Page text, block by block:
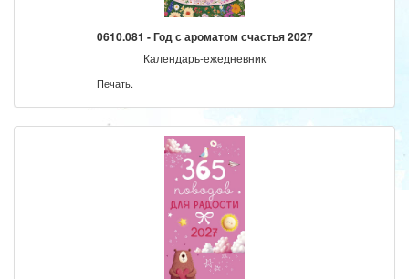
0610.081 - Год с ароматом счастья 2027
Календарь-ежедневник
Печать.